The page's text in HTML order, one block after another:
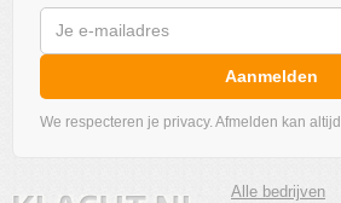
Aanmelden
We respecteren je privacy. Afmelden kan altijd.
Alle bedrijven